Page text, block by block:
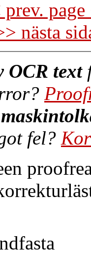
prev.
nästa
OCR text
fel?